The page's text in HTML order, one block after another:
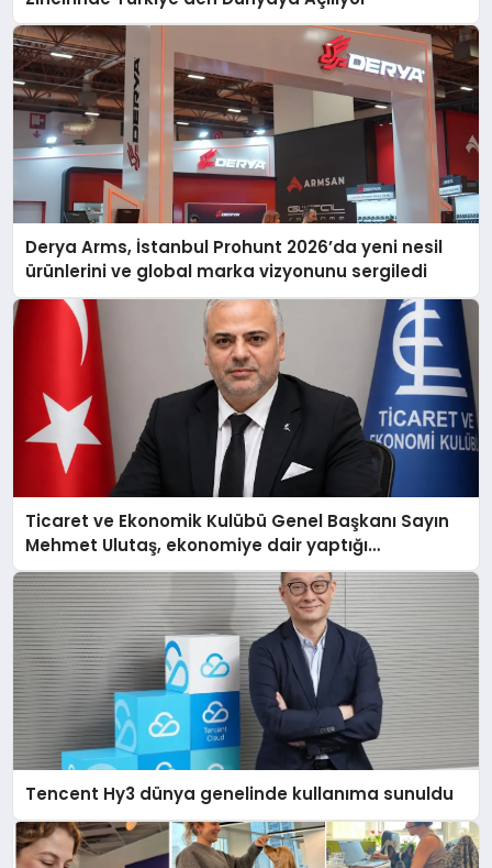
Derya Arms, İstanbul Prohunt 2026’da yeni nesil
ürünlerini ve global marka vizyonunu sergiledi
Ticaret ve Ekonomik Kulübü Genel Başkanı Sayın
Mehmet Ulutaş, ekonomiye dair yaptığı
açıklamada şunları kaydetti:
Tencent Hy3 dünya genelinde kullanıma sunuldu